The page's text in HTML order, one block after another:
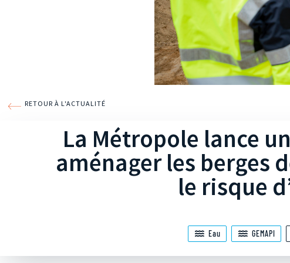
RETOUR À L'ACTUALITÉ
La Métropole lance
aménager les berges
le risque
Eau GEMAPI